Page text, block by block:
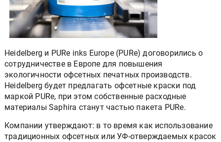
Heidelberg и PURe inks Europe (PURe) договорились о
сотрудничестве в Европе для повышения
экологичности офсетных печатных производств.
Heidelberg будет предлагать офсетные краски под
маркой PURe, при этом собственные расходные
материалы Saphira станут частью пакета PURe.
Компании утверждают: в то время как использование
традиционных офсетных или УФ-отверждаемых красок